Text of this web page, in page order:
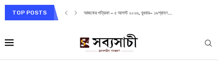
TOP POSTS আজকের পত্রিকা – ৫ আগস্ট ২০২৬, বুধবার– ১৯শ্রাবণ...